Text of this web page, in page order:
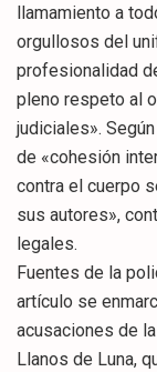
llamamiento a
orgullosos del
profesionalidad
pleno respeto al
judiciales».
de «cohesión
contra el cuerpo
sus autores»,
legales.
Fuentes de la
artículo se
acusaciones de
Llanos de Luna,